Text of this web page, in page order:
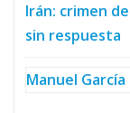
Irán: crimen
sin respuesta
Manuel García